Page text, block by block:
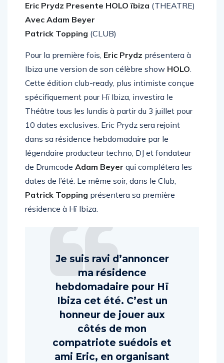
Eric Prydz Presente HOLO ïbiza (THEATRE)
Avec Adam Beyer
Patrick Topping (CLUB)
Pour la première fois, Eric Prydz présentera à
Ibiza une version de son célèbre show HOLO.
Cette édition club-ready, plus intimiste conçue
spécifiquement pour Hï Ibiza, investira le
Théâtre tous les lundis à partir du 3 juillet pour
10 dates exclusives. Eric Prydz sera rejoint
dans sa résidence hebdomadaire par le
légendaire producteur techno, DJ et fondateur
de Drumcode Adam Beyer qui complétera les
dates de l’été. Le même soir, dans le Club,
Patrick Topping présentera sa première
résidence à Hï Ibiza.
Je suis ravi d’annoncer
ma résidence
hebdomadaire pour Hï
Ibiza cet été. C’est un
honneur de jouer aux
côtés de mon
compatriote suédois et
ami Eric, en organisant